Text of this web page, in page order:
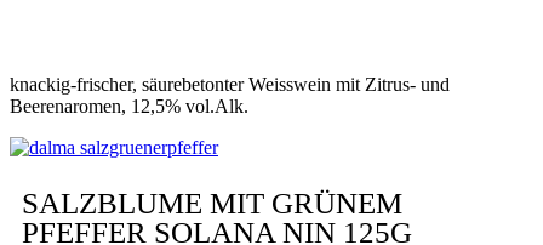
knackig-frischer, säurebetonter Weisswein mit Zitrus- und
Beerenaromen, 12,5% vol.Alk.
SALZBLUME MIT GRÜNEM
PFEFFER SOLANA NIN 125G